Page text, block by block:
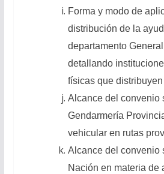
Forma y modo de
distribución de la
departamento
detallando
físicas que
Alcance del convenio
Gendarmería
vehicular en rutas
Alcance del convenio
Nación en materia de